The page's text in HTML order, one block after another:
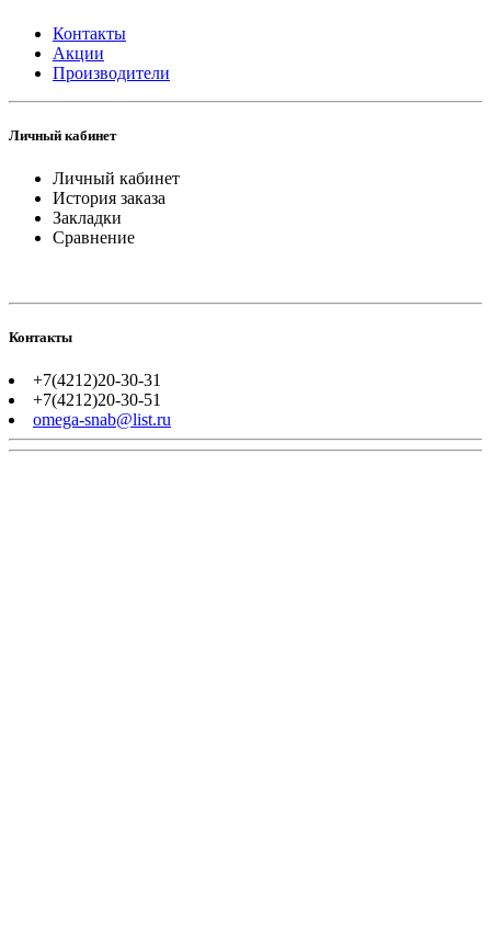
Контакты
Акции
Производители
Личный кабинет
Личный кабинет
История заказа
Закладки
Сравнение
Контакты
+7(4212)20-30-31
+7(4212)20-30-51
omega-snab@list.ru